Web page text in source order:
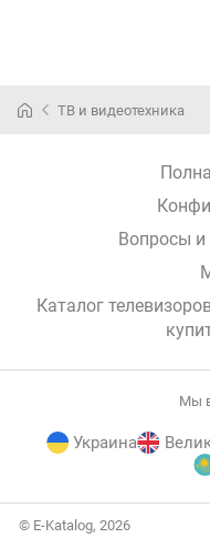
ТВ и видеотехника
Вопросы и
Каталог
Мы
Украина
© E-Katalog, 2026